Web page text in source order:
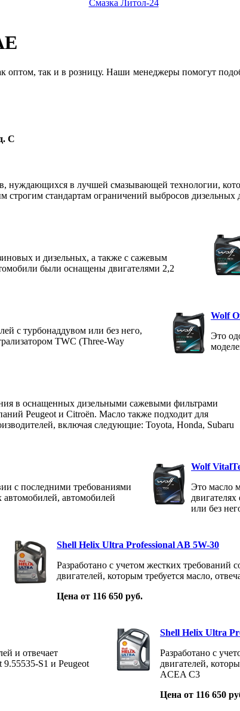
Смазка Литол-24
оптом, так и в розницу. Наши менеджеры помогут
С
нуждающихся в лучшей смазывающей технологии,
строгим стандартам ограничений выбросов дизельных
и дизельных, а также с сажевым
были оснащены двигателями 2,2
с турбонаддувом или без него,
TWC (Three-Way
Wolf
Это
в оснащенных дизельными сажевыми фильтрами
Peugeot и Citroën. Масло также подходит для
включая следующие: Toyota, Honda, Subaru
с последними требованиями
автомобилей, автомобилей
Wolf
Это масло
или без
Shell Helix Ultra Professional AB 5W-30
Разработано с учетом жестких требований
двигателей, которым требуется масло,
Цена от 116 650 руб.
и отвечает
S1 и Peugeot
Shell Helix Ultra
Разработано с
двигателей,
ACEA C3
Цена от 116 650